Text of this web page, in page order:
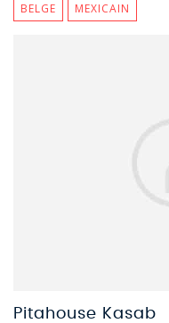
BELGE MEXICAIN
Pitahouse Kasab